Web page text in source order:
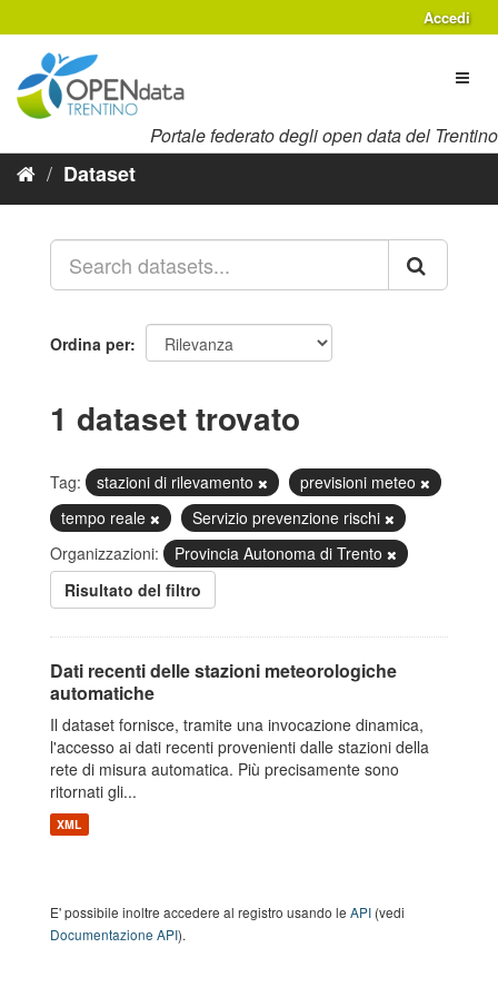
al
contenuto
Accedi
Portale federato degli open data del Trentino
Dataset
Ordina per
1 dataset trovato
Tag: stazioni di rilevamento
previsioni meteo
tempo reale
Servizio prevenzione rischi
Organizzazioni:
Provincia Autonoma di Trento
Risultato del filtro
Dati recenti delle stazioni meteorologiche
automatiche
Il dataset fornisce, tramite una invocazione dinamica,
l'accesso ai dati recenti provenienti dalle stazioni della
rete di misura automatica. Più precisamente sono
ritornati gli...
XML
E' possibile inoltre accedere al registro usando le API (vedi
Documentazione API).